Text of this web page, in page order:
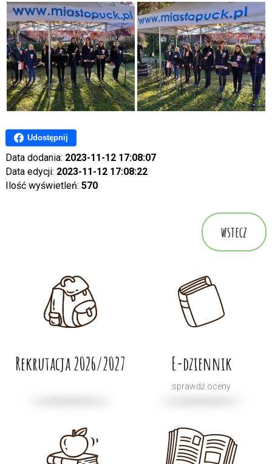
Udostępnij
Data dodania: 2023-11-12 17:08:07
Data edycji: 2023-11-12 17:08:22
Ilość wyświetleń: 570
wstecz
Rekrutacja 2026/2027 E-dziennik
sprawdź oceny